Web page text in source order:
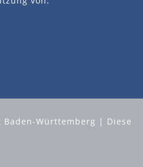
Württemberg | Diese